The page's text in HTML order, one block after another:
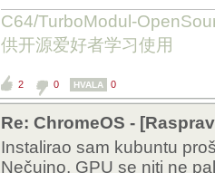
C64/TurboModul-
供开源爱好者学习使用
2 0 HVALA 0
Re: ChromeOS -
Instalirao sam kubuntu
Nečujno, GPU se niti ne